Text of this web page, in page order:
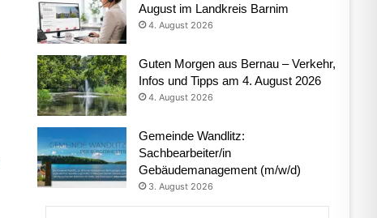
August im Landkreis Barnim
4. August 2026
Guten Morgen aus Bernau – Verkehr,
Infos und Tipps am 4. August 2026
4. August 2026
Gemeinde Wandlitz:
Sachbearbeiter/in
Gebäudemanagement (m/w/d)
3. August 2026